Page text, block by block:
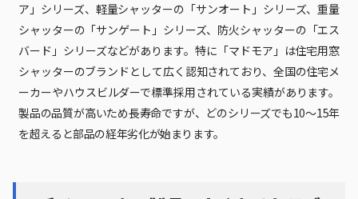
ア」シリーズ、軽量シャッターの「サンオート」シリーズ、重量
シャッターの「サンゲート」シリーズ、防火シャッターの「エス
バード」シリーズなどがあります。特に「マドモア」は住宅用窓
シャッターのブランドとして広く認知されており、全国の住宅メ
ーカーやハウスビルダーで標準採用されている実績があります。
製品の品質が高いため長寿命ですが、どのシリーズでも10〜15年
を超えると部品の経年劣化が始まります。